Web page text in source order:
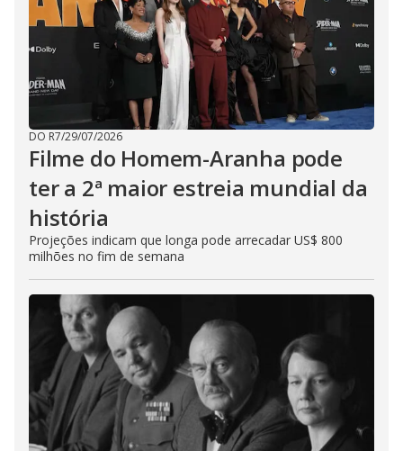
DO R7/29/07/2026
Filme do Homem-Aranha pode
ter a 2ª maior estreia mundial da
história
Projeções indicam que longa pode arrecadar US$ 800
milhões no fim de semana